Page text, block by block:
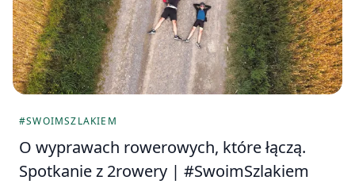
#SWOIMSZLAKIEM
O wyprawach rowerowych, które łączą.
Spotkanie z 2rowery | #SwoimSzlakiem